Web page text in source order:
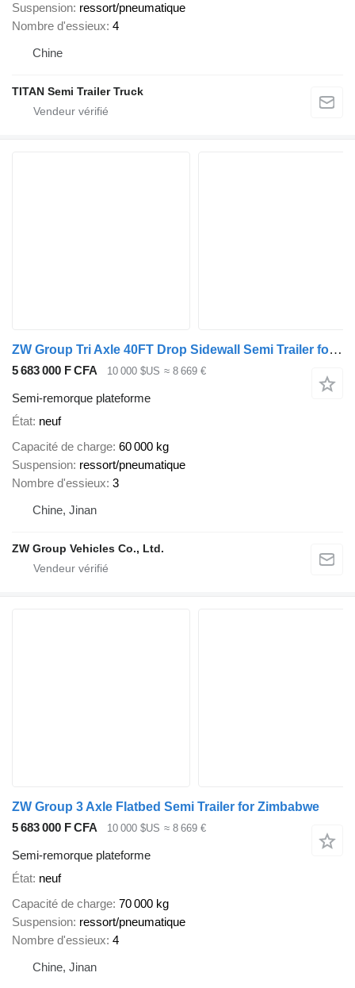
Suspension ressort/pneumatique
Nombre d'essieux 4
Chine
TITAN Semi Trailer Truck
ZW Group Tri Axle 40FT Drop Sidewall Semi Trailer for Mozambique
5 683 000 F CFA 10 000 $US ≈ 8 669 €
Semi-remorque plateforme
État neuf
Capacité de charge 60 000 kg
Suspension ressort/pneumatique
Nombre d'essieux 3
Chine, Jinan
ZW Group Vehicles Co., Ltd.
ZW Group 3 Axle Flatbed Semi Trailer for Zimbabwe
5 683 000 F CFA
10 000 $US ≈ 8 669 €
Semi-remorque plateforme
État neuf
Capacité de charge 70 000 kg
Suspension ressort/pneumatique
Nombre d'essieux 4
Chine, Jinan